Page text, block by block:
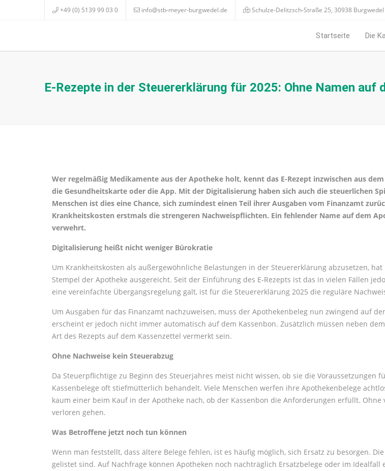
+49 (0) 5139 99 03 0 info@stb-meyer-burgwedel.de Schulze-Delitzsch-Straße 25, 30938 Burgwedel
Startseite Die
E-Rezepte in der Steuererklärung für 2025: Ohne Namen auf
Wer regelmäßig Medikamente aus der Apotheke holt, kennt das E-Rezept inzwischen aus
die Gesundheitskarte oder die App. Mit der Digitalisierung haben sich auch die steuerlichen
Menschen ist dies eine Chance, sich zumindest einen Teil ihrer Ausgaben vom Finanzamt
Krankheitskosten erstmals die strengeren Nachweispflichten. Ein fehlender Name auf dem
verwehrt.
Digitalisierung heißt nicht weniger Bürokratie
Um Krankheitskosten als außergewöhnliche Belastungen in der Steuererklärung abzusetzen,
Stempel der Apotheke ausgereicht. Seit der Einführung des E-Rezepts ist das in vielen Fällen
eine vereinfachte Übergangsregelung galt, ist für die Steuererklärung 2025 die reguläre
Um Ausgaben für das Finanzamt nachzuweisen, muss der Apothekenbeleg nun zwingend auf
erscheint er jedoch nicht immer automatisch auf dem Kassenbon. Zusätzlich müssen neben
Art des Rezepts auf dem Kassenzettel vermerkt sein.
Ohne Nachweise kein Steuerabzug
Da Steuerpflichtige zu Beginn des Steuerjahres meist nicht wissen, ob sie die Voraussetzungen
Kassenbelege oft stiefmütterlich behandelt. Viele Menschen werfen ihre Apothekenbelege
kaum einer beim Kauf in der Apotheke nach, ob der Kassenbon die Anforderungen erfüllt.
verloren gehen.
Was Betroffene jetzt noch tun können
Wenn man feststellt, dass ältere Belege fehlen, ist es häufig möglich, sich Ersatz zu besorgen.
gelistet sind. Auf Nachfrage können Apotheken noch nachträglich Ersatzbelege oder im